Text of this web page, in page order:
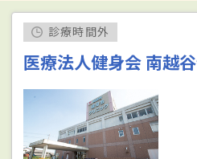
診療時間外
医療法人健身会 南越